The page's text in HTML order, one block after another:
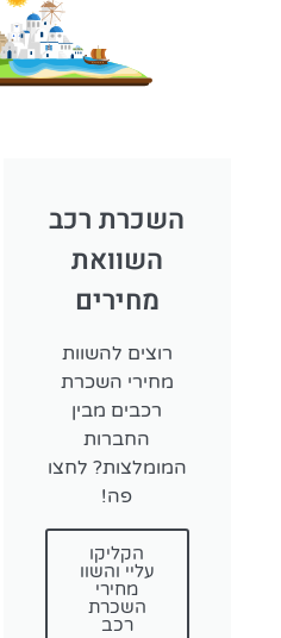
השכרת רכב
השוואת
מחירים
רוצים להשוות
מחירי השכרת
רכבים מבין
החברות
המומלצות? לחצו
פה!
הקליקו
עליי והשוו
מחירי
השכרת
רכב